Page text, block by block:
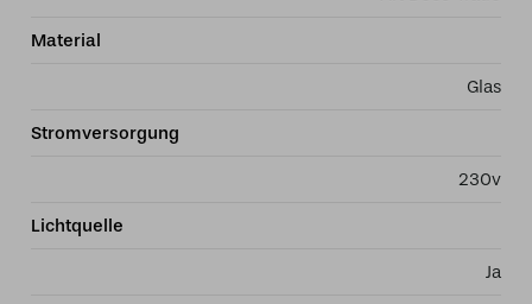
Material
Glas
Stromversorgung
230v
Lichtquelle
Ja